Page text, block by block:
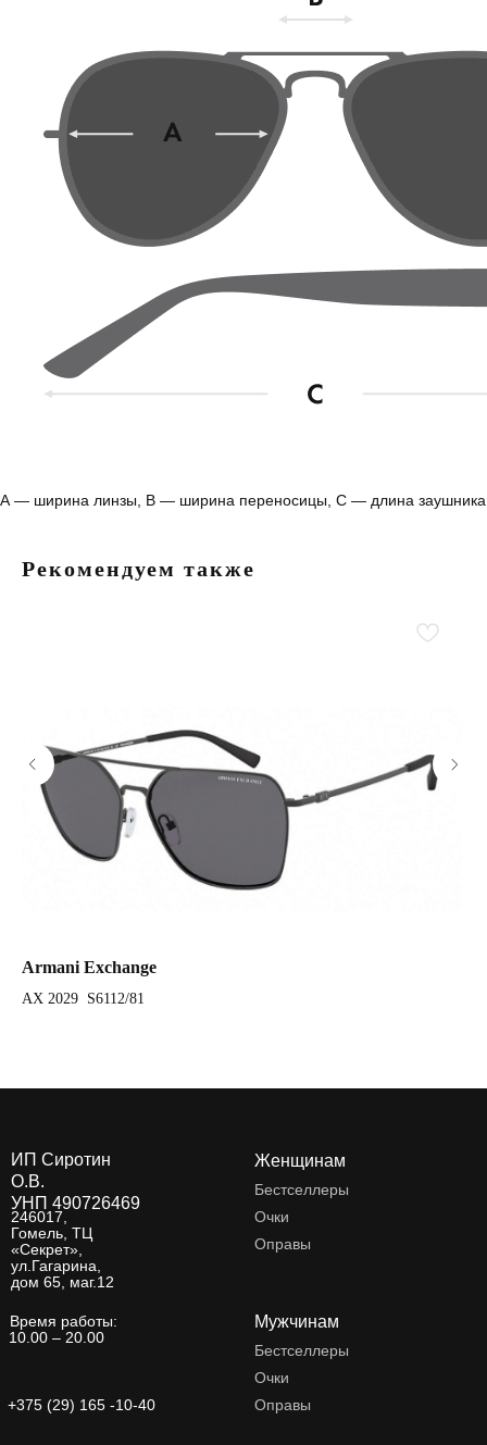
А — ширина линзы, B — ширина переносицы, С — длина заушника
Рекомендуем также
Armani Exchange
AX 2029 S6112/81
+375 (29) 165 -10-40
Бестселлеры
Женщинам
Очки
Оправы
Бестселлеры
Мужчинам
Очки
Оправы
ИП Сиротин
О.В.
УНП 490726469
246017,
Гомель, ТЦ
«Секрет»,
ул.Гагарина,
дом 65, маг.12
Время работы:
10.00 – 20.00